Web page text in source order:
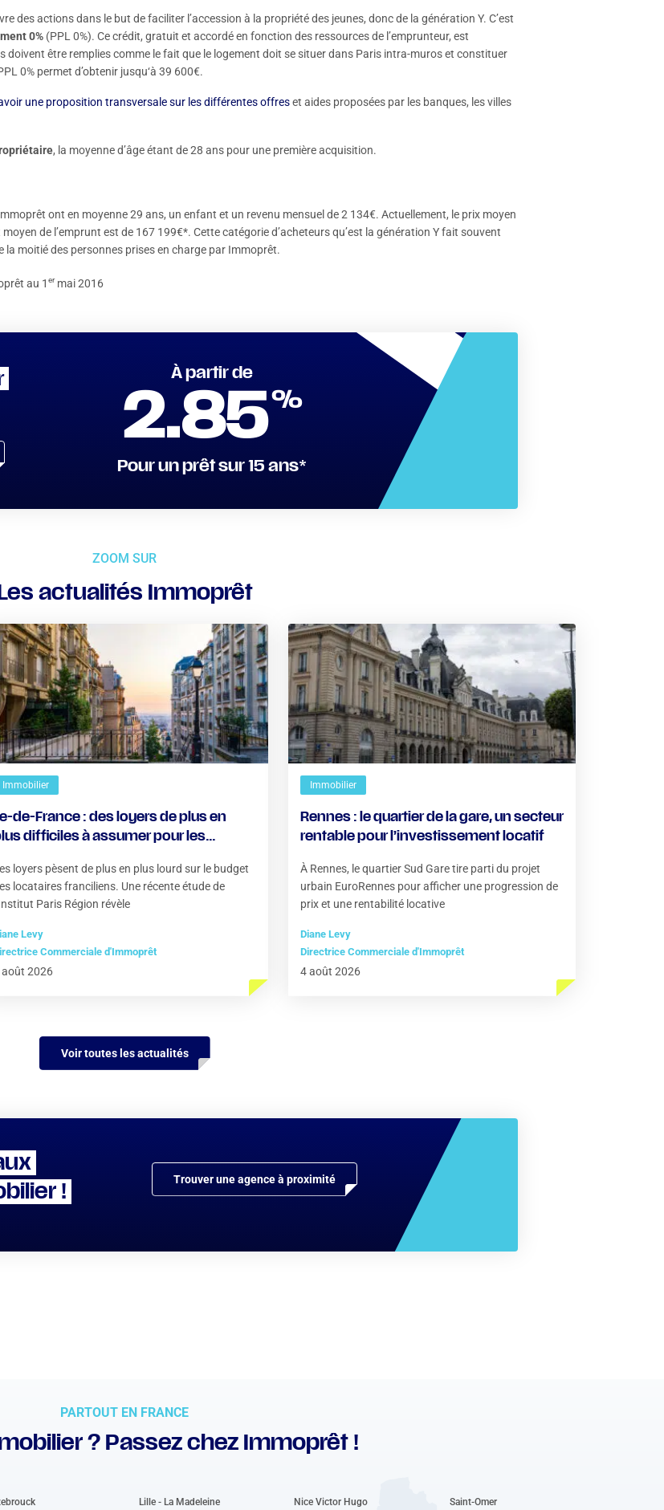
des actions dans le but de faciliter l’accession à la propriété des jeunes, donc de la génération Y. C’est
0% (PPL 0%). Ce crédit, gratuit et accordé en fonction des ressources de l’emprunteur, est
doivent être remplies comme le fait que le logement doit se situer dans Paris intra-muros et constituer
0% permet d’obtenir jusqu‘à 39 600€.
une proposition transversale sur les différentes offreset aides proposées par les banques, les villes
, la moyenne d’âge étant de 28 ans pour une première acquisition.
ont en moyenne 29 ans, un enfant et un revenu mensuel de 2 134€. Actuellement, le prix moyen
de l’emprunt est de 167 199€*. Cette catégorie d’acheteurs qu’est la génération Y fait souvent
moitié des personnes prises en charge par Immoprêt.
au 1 ermai 2016
À partir de
2.85%
Pour un prêt sur 15 ans*
ZOOM SUR
actualités Immoprêt
Immobilier
Île-de-France : des loyers de plus en
difficiles à assumer pour les
loyers pèsent de plus en plus lourd sur le budget
locataires franciliens. Une récente étude de
Paris Région révèle
Levy
Commerciale d'Immoprêt
août 2026
Immobilier
Rennes : le quartier de la gare, un secteur
rentable pour l’investissement locatif
À Rennes, le quartier Sud Gare tire parti du projet
urbain EuroRennes pour afficher une progression de
prix et une rentabilité locative
Diane Levy
Directrice Commerciale d'Immoprêt
4 août 2026
Voir toutes les actualités
!
Trouver une agence à proximité
PARTOUT EN FRANCE
? Passez chez Immoprêt !
Lille - La Madeleine Nice Victor Hugo Saint-Omer